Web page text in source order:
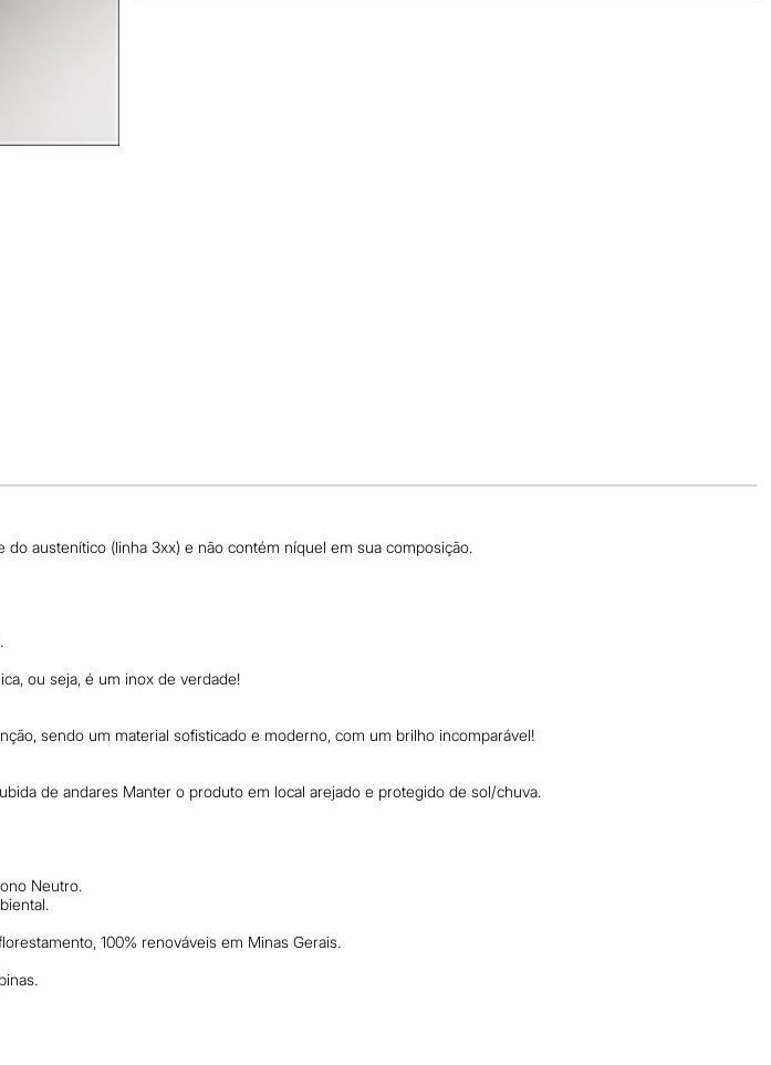
austenítico (linha 3xx) e não contém níquel em sua composição.
ou seja, é um inox de verdade!
sendo um material sofisticado e moderno, com um brilho incomparável!
de andares Manter o produto em local arejado e protegido de sol/chuva.
Neutro.
100% renováveis em Minas Gerais.